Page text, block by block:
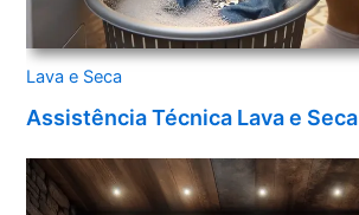
Lava e Seca
Assistência Técnica Lava e Seca